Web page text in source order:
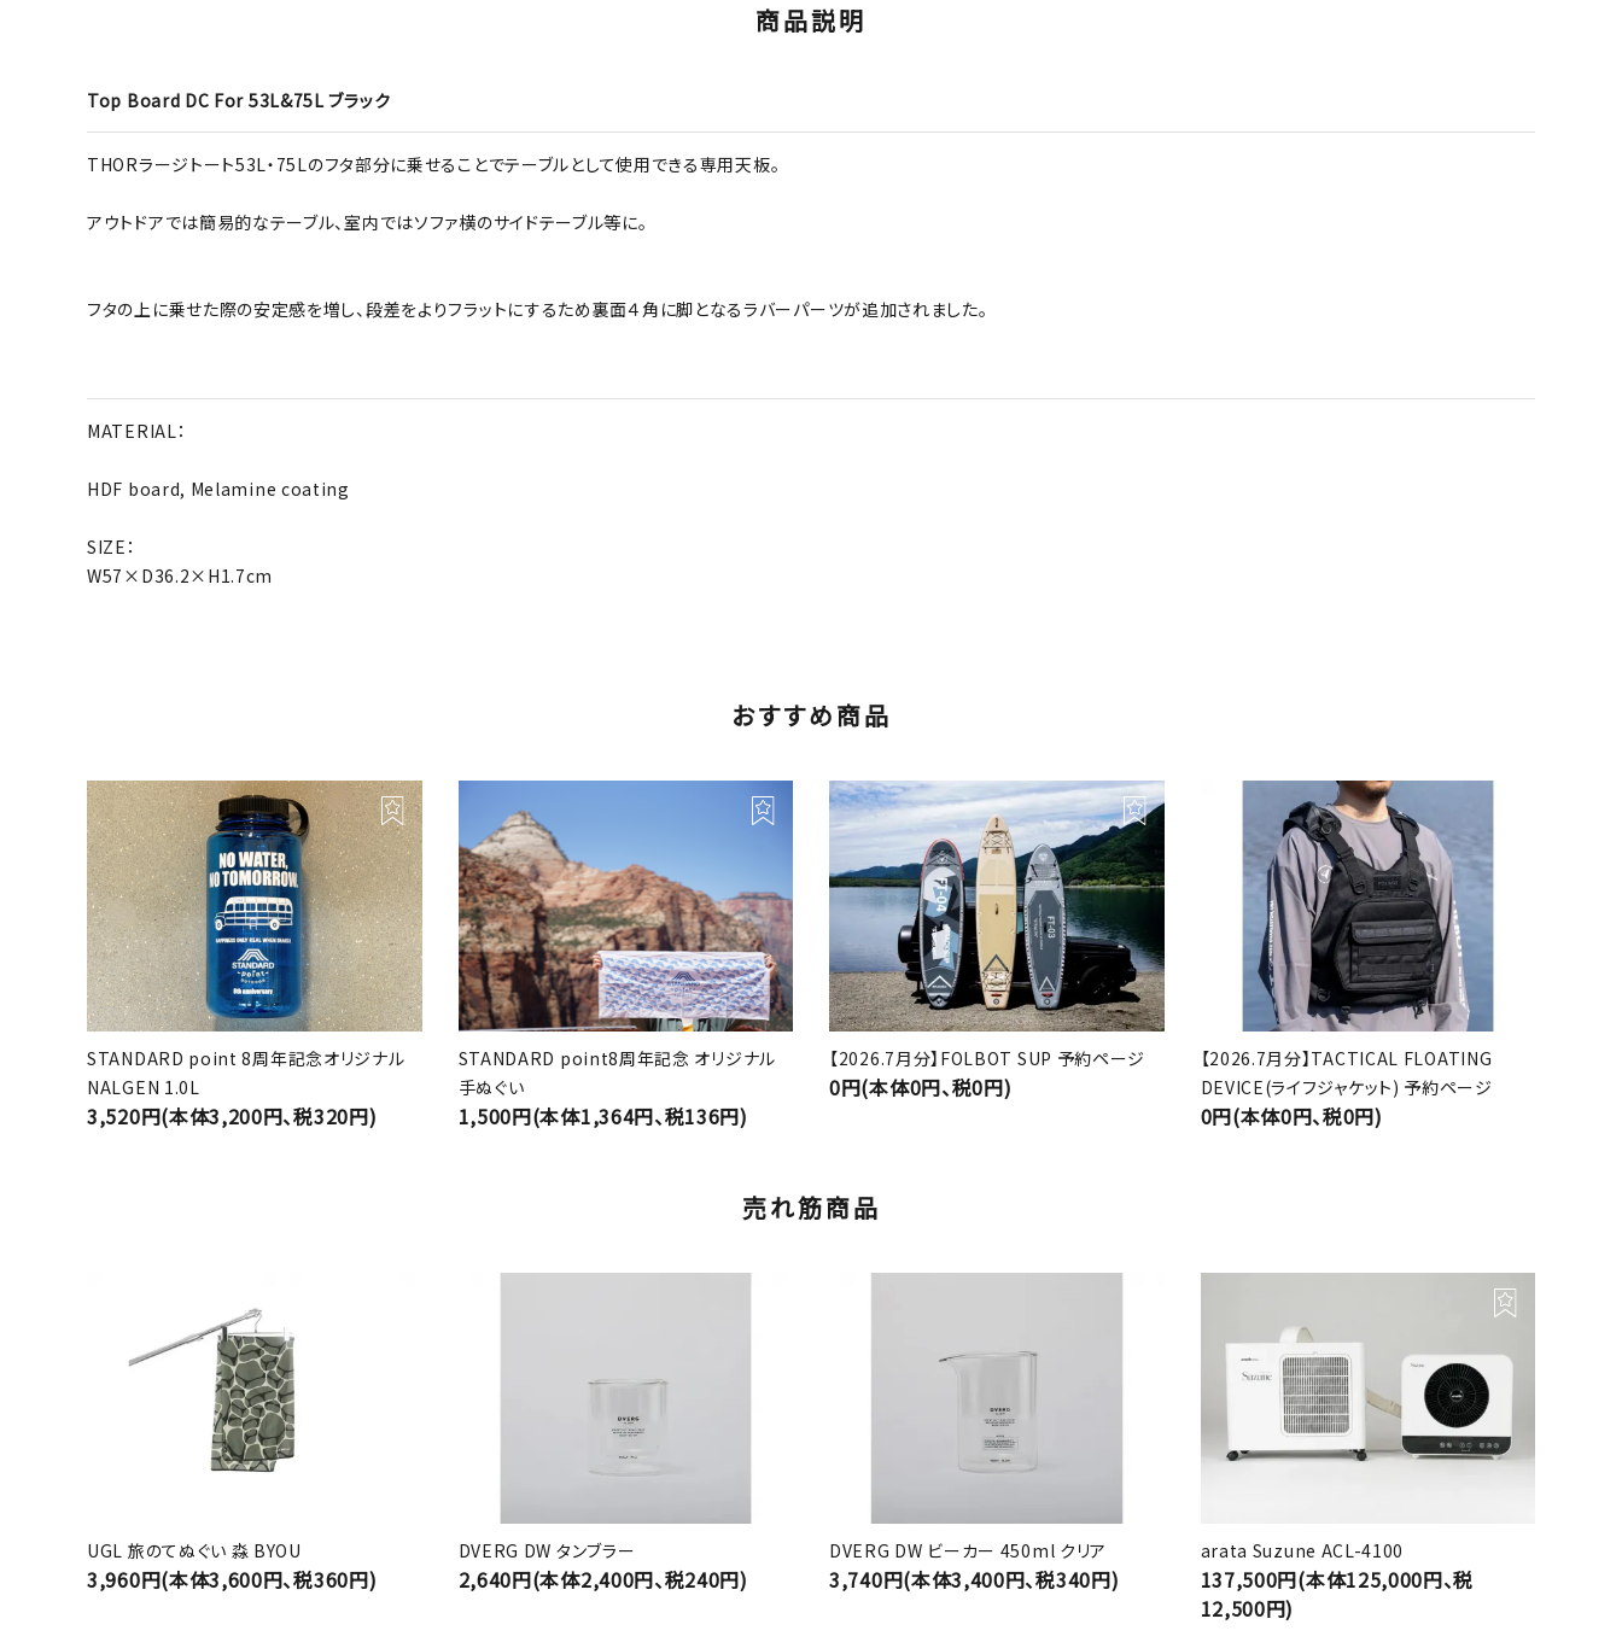
商品説明
Top Board DC For 53L&75L ブラック
THORラージトート53L・75Lのフタ部分に乗せることでテーブルとして使用できる専用天板。
アウトドアでは簡易的なテーブル、室内ではソファ横のサイドテーブル等に。
フタの上に乗せた際の安定感を増し、段差をよりフラットにするため裏面４角に脚となるラバーパーツが追加されました。
MATERIAL：
HDF board, Melamine coating
SIZE：
W57×D36.2×H1.7cm
おすすめ商品
STANDARD point 8周年記念オリジナル
NALGEN 1.0L
3,520円(本体3,200円、税320円)
STANDARD point8周年記念 オリジナル
手ぬぐい
1,500円(本体1,364円、税136円)
【2026.7月分】FOLBOT SUP 予約ページ
0円(本体0円、税0円)
【2026.7月分】TACTICAL FLOATING
DEVICE(ライフジャケット) 予約ページ
0円(本体0円、税0円)
売れ筋商品
UGL 旅のてぬぐい 淼 BYOU
3,960円(本体3,600円、税360円)
DVERG DW タンブラー
2,640円(本体2,400円、税240円)
DVERG DW ビーカー 450ml クリア
3,740円(本体3,400円、税340円)
arata Suzune ACL-4100
137,500円(本体125,000円、税
12,500円)